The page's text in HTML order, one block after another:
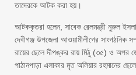
তাদেরকে আটক করা হয়।
আটককৃতরা হলেন, সাবেক রেলমন্ত্রী নুরুল
দেবীগঞ্জ উপজেলা আওয়ামীলীগের সাংগঠনিক
রায়ের ছেলে দীপঙ্কর রায় মিঠু (৩৫) ও অপর
পাঠানপাড়া এলাকার মৃত অলিয়ার রহমানের